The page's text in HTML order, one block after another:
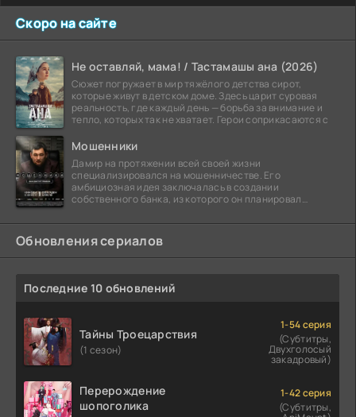
Скоро на сайте
Не оставляй, мама! / Тастамашы ана (2026)
Сюжет погружает в мир тяжёлого детства сирот,
которые живут в детском доме. Здесь царит суровая
реальность, где каждый день — борьба за внимание и
тепло, которых так не хватает. Герои соприкасаются с
Мошенники
Дамир на протяжении всей своей жизни
специализировался на мошенничестве. Его
амбициозная идея заключалась в создании
собственного банка, из которого он планировал
Обновления сериалов
Последние 10 обновлений
Тайны Троецарствия
(1 сезон)
1-54 серия
(Субтитры,
Двухголосый
закадровый)
Перерождение
шопоголика
1-42 серия
(Субтитры,